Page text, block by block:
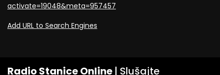
activate=19048&meta=957457
Add URL to Search Engines
Radio Stanice Online | Slušajte